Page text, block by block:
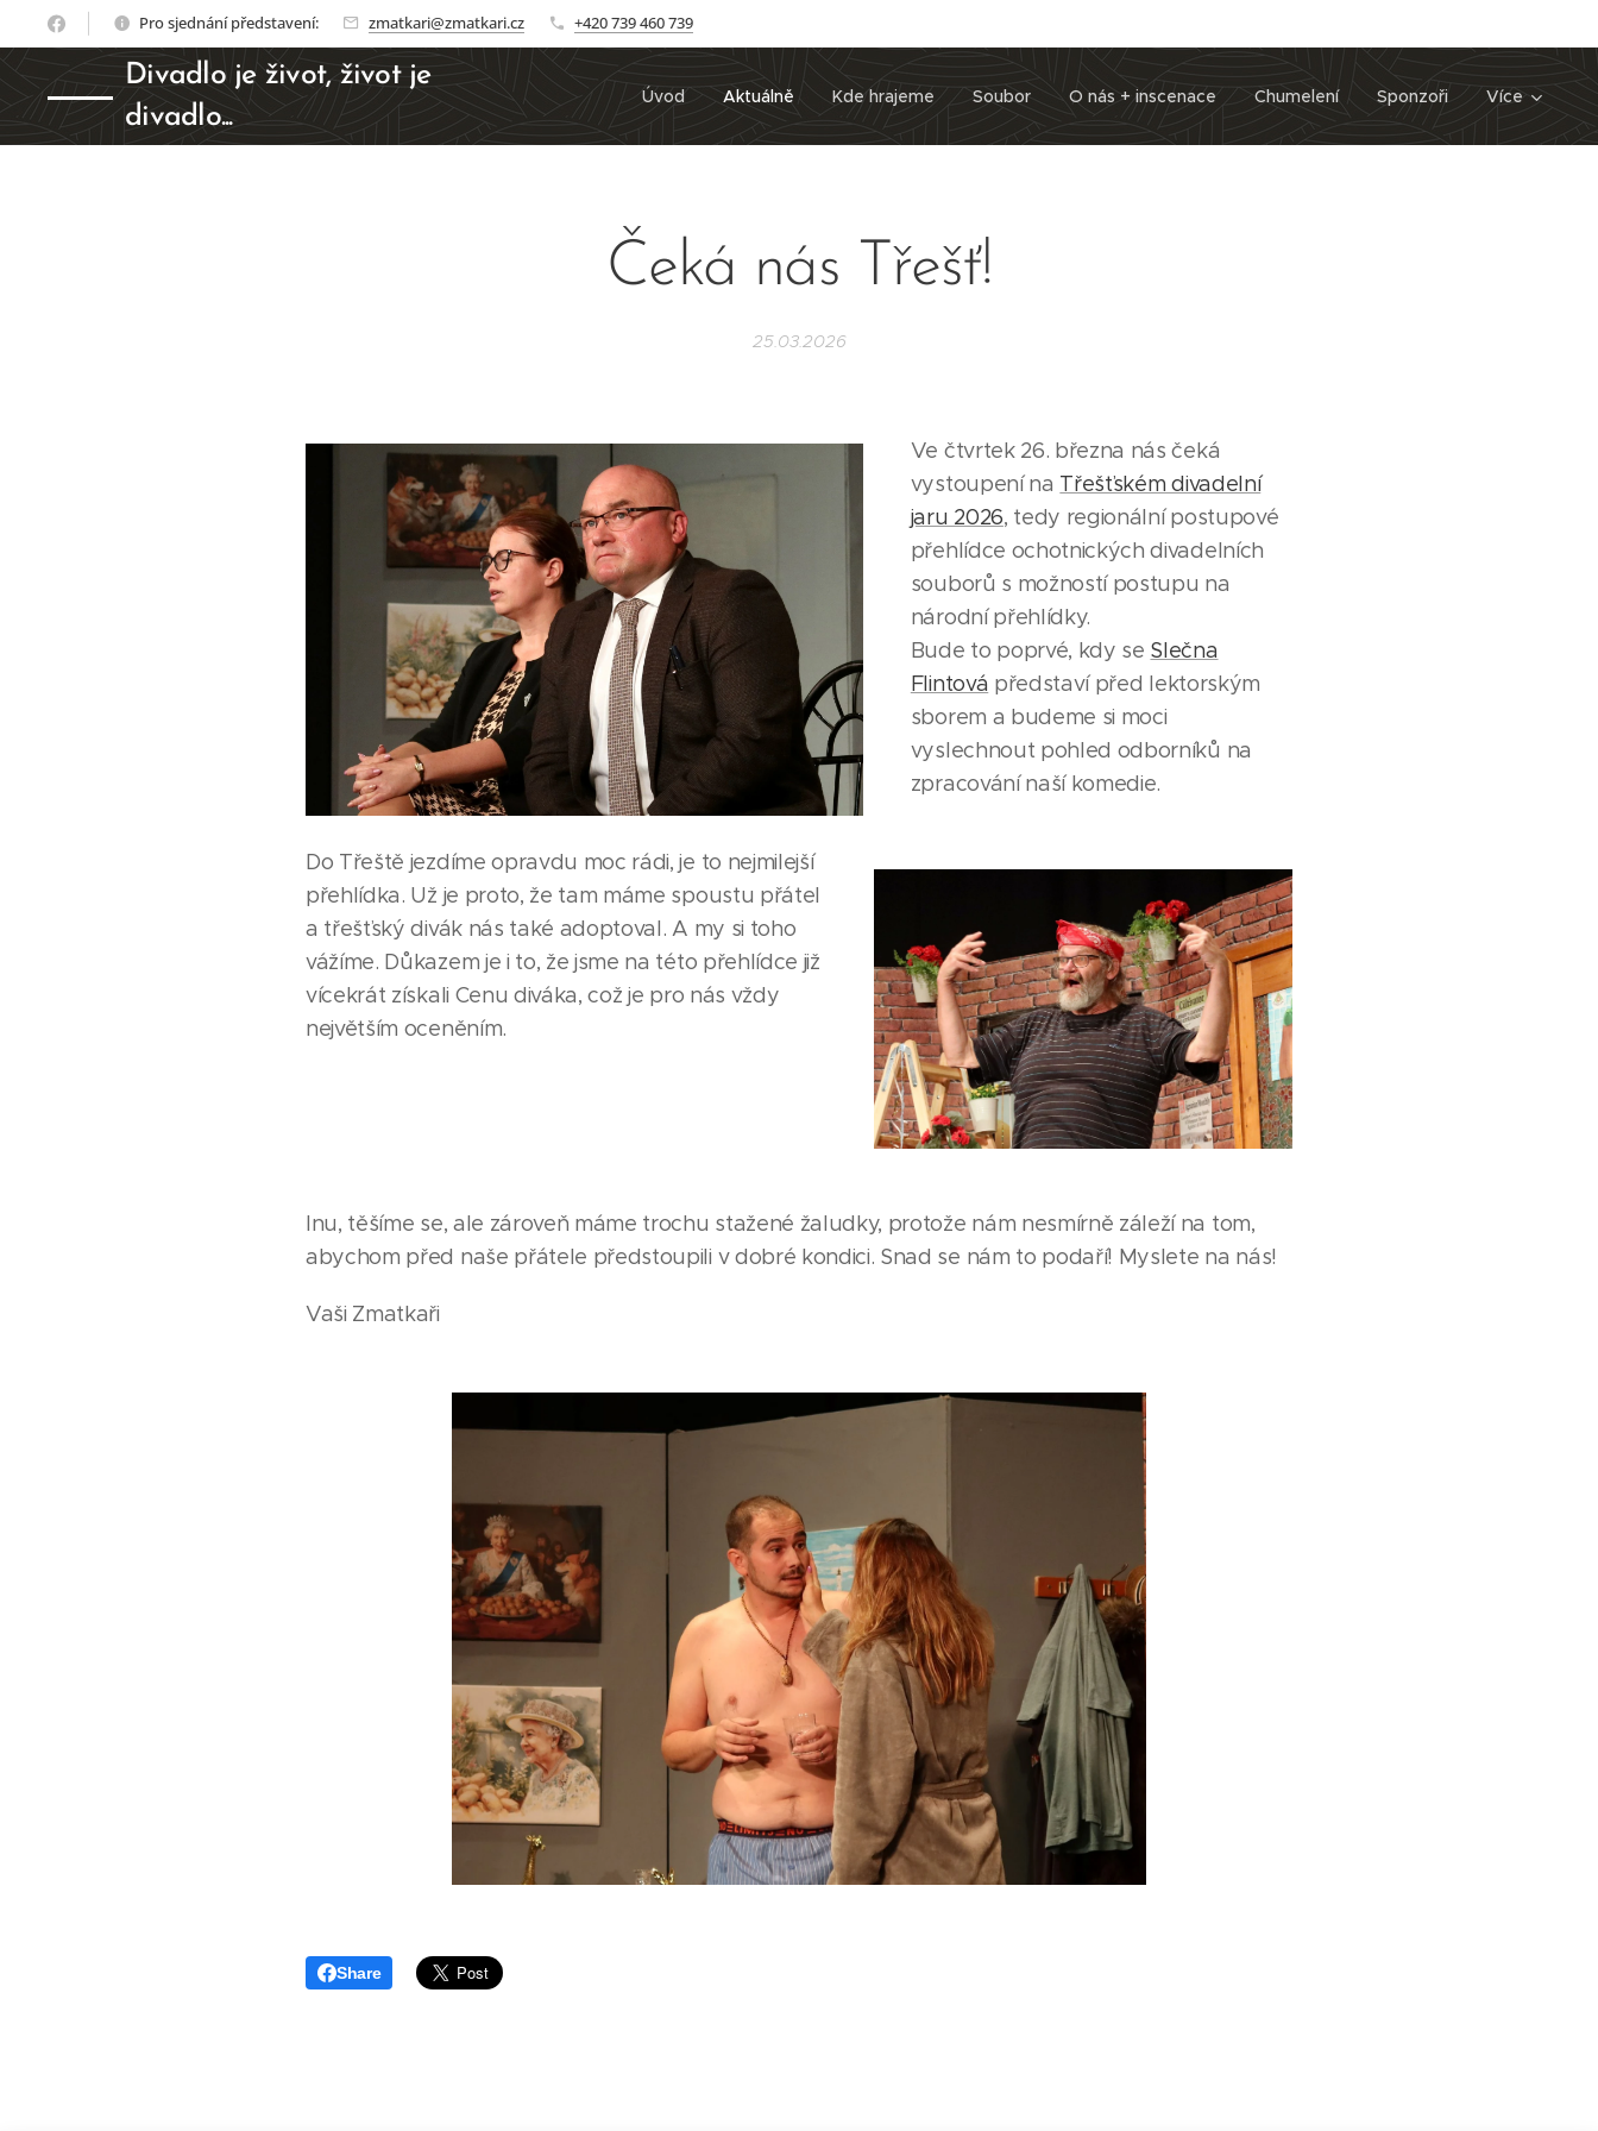
Pro sjednání představení: zmatkari@zmatkari.cz +420 739 460 739
Divadlo je život, život je
divadlo...
Úvod Aktuálně Kde hrajeme Soubor O nás + inscenace Chumelení Sponzoři Více
Čeká nás Třešť!
25.03.2026
Ve čtvrtek 26. března nás čeká
vystoupení na Třešťském divadelní
jaru 2026, tedy regionální postupové
přehlídce ochotnických divadelních
souborů s možností postupu na
národní přehlídky.
Bude to poprvé, kdy se Slečna
Flintová představí před lektorským
sborem a budeme si moci
vyslechnout pohled odborníků na
zpracování naší komedie.
Do Třeště jezdíme opravdu moc rádi, je to nejmilejší
přehlídka. Už je proto, že tam máme spoustu přátel
a třešťský divák nás také adoptoval. A my si toho
vážíme. Důkazem je i to, že jsme na této přehlídce již
vícekrát získali Cenu diváka, což je pro nás vždy
největším oceněním.
Inu, těšíme se, ale zároveň máme trochu stažené žaludky, protože nám nesmírně záleží na tom,
abychom před naše přátele předstoupili v dobré kondici. Snad se nám to podaří! Myslete na nás!
Vaši Zmatkaři
Share